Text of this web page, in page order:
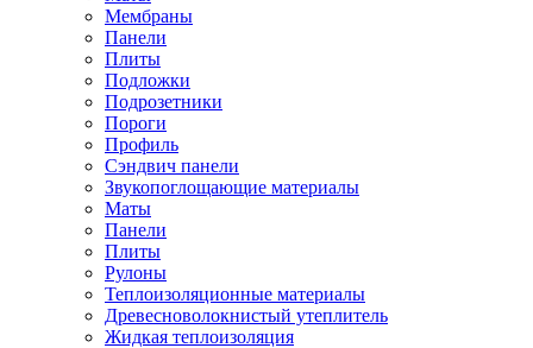
Мембраны
Панели
Плиты
Подложки
Подрозетники
Пороги
Профиль
Сэндвич панели
Звукопоглощающие материалы
Маты
Панели
Плиты
Рулоны
Теплоизоляционные материалы
Древесноволокнистый утеплитель
Жидкая теплоизоляция